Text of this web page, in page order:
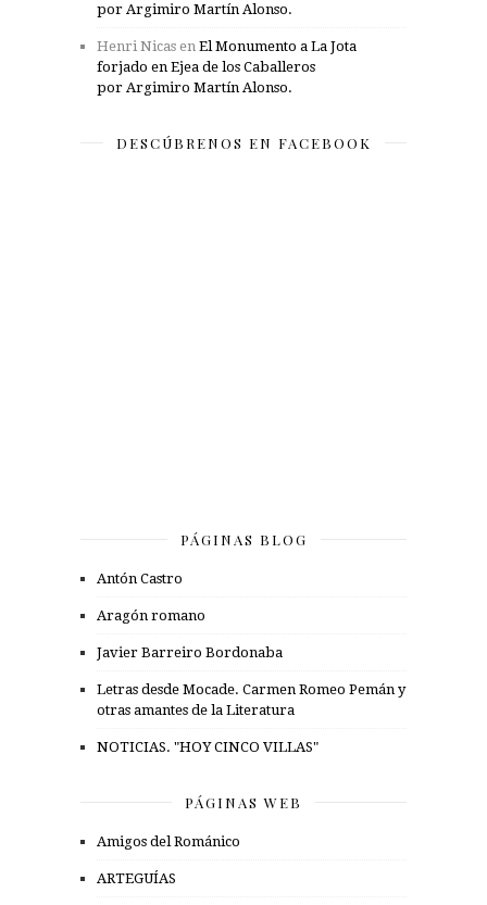
por Argimiro Martín Alonso.
Henri Nicas en El Monumento a La Jota
forjado en Ejea de los Caballeros
por Argimiro Martín Alonso.
DESCÚBRENOS EN FACEBOOK
PÁGINAS BLOG
Antón Castro
Aragón romano
Javier Barreiro Bordonaba
Letras desde Mocade. Carmen Romeo Pemán y
otras amantes de la Literatura
NOTICIAS. "HOY CINCO VILLAS"
PÁGINAS WEB
Amigos del Románico
ARTEGUÍAS